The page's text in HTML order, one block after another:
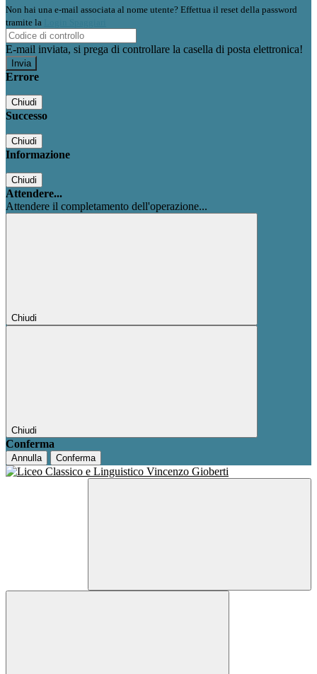
Non hai una e-mail associata al nome utente? Effettua il reset della password
tramite la
E-mail inviata, si prega di controllare la casella di posta elettronica!
Errore
Chiudi
Successo
Chiudi
Informazione
Chiudi
Attendere...
Attendere il completamento dell'operazione...
Chiudi
Chiudi
Conferma
Annulla Conferma